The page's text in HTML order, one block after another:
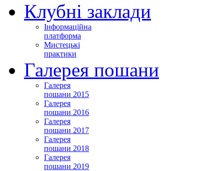
Клубні заклади
Інформаційна
платформа
Мистецькі
практики
Галерея пошани
Галерея
пошани 2015
Галерея
пошани 2016
Галерея
пошани 2017
Галерея
пошани 2018
Галерея
пошани 2019